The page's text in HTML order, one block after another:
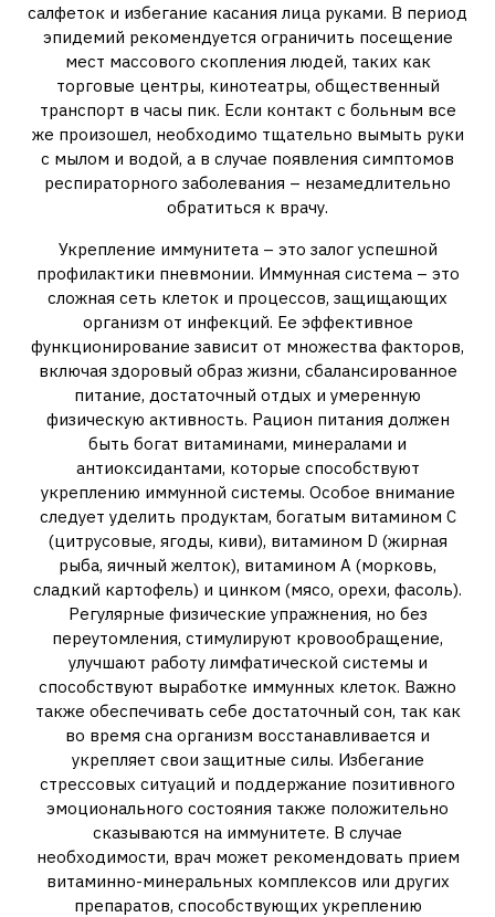
салфеток и избегание касания лица руками. В период
эпидемий рекомендуется ограничить посещение
мест массового скопления людей, таких как
торговые центры, кинотеатры, общественный
транспорт в часы пик. Если контакт с больным все
же произошел, необходимо тщательно вымыть руки
с мылом и водой, а в случае появления симптомов
респираторного заболевания – незамедлительно
обратиться к врачу.
Укрепление иммунитета – это залог успешной
профилактики пневмонии. Иммунная система – это
сложная сеть клеток и процессов, защищающих
организм от инфекций. Ее эффективное
функционирование зависит от множества факторов,
включая здоровый образ жизни, сбалансированное
питание, достаточный отдых и умеренную
физическую активность. Рацион питания должен
быть богат витаминами, минералами и
антиоксидантами, которые способствуют
укреплению иммунной системы. Особое внимание
следует уделить продуктам, богатым витамином С
(цитрусовые, ягоды, киви), витамином D (жирная
рыба, яичный желток), витамином А (морковь,
сладкий картофель) и цинком (мясо, орехи, фасоль).
Регулярные физические упражнения, но без
переутомления, стимулируют кровообращение,
улучшают работу лимфатической системы и
способствуют выработке иммунных клеток. Важно
также обеспечивать себе достаточный сон, так как
во время сна организм восстанавливается и
укрепляет свои защитные силы. Избегание
стрессовых ситуаций и поддержание позитивного
эмоционального состояния также положительно
сказываются на иммунитете. В случае
необходимости, врач может рекомендовать прием
витаминно-минеральных комплексов или других
препаратов, способствующих укреплению